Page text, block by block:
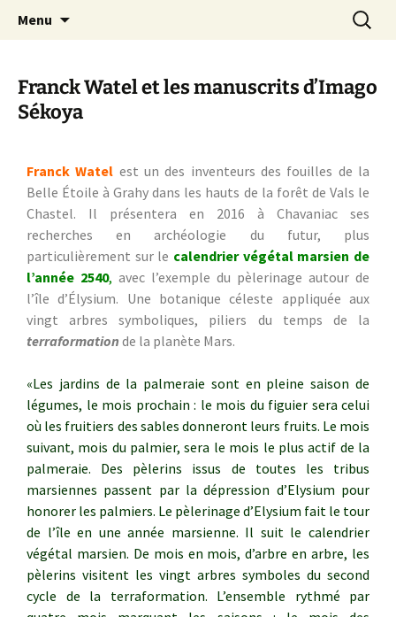
Les arts foreztiers
Festival de création contemporaine à
Chavaniac-Lafayette, Forez, Haute-loire,
Menu
Franck Watel et les manuscrits d’Imago
Sékoya
Franck Watel est un des inventeurs des fouilles de la
Belle Étoile à Grahy dans les hauts de la forêt de Vals le
Chastel. Il présentera en 2016 à Chavaniac ses
recherches en archéologie du futur, plus
particulièrement sur le calendrier végétal marsien de
l’année 2540, avec l’exemple du pèlerinage autour de
l’île d’Élysium. Une botanique céleste appliquée aux
vingt arbres symboliques, piliers du temps de la
terraformation de la planète Mars.
«Les jardins de la palmeraie sont en pleine saison de
légumes, le mois prochain : le mois du figuier sera celui
où les fruitiers des sables donneront leurs fruits. Le mois
suivant, mois du palmier, sera le mois le plus actif de la
palmeraie. Des pèlerins issus de toutes les tribus
marsiennes passent par la dépression d’Elysium pour
honorer les palmiers. Le pèlerinage d’Elysium fait le tour
de l’île en une année marsienne. Il suit le calendrier
végétal marsien. De mois en mois, d’arbre en arbre, les
pèlerins visitent les vingt arbres symboles du second
cycle de la terraformation. L’ensemble rythmé par